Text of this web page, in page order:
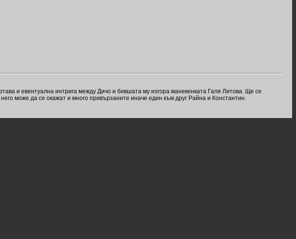
и евентуална интрига между Дичо и бившата му изгора манекенката Галя Литова. Ще се
може да се окажат и много привързаните иначе един към друг Райна и Константин.